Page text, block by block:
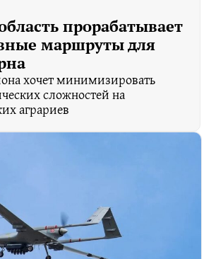
прорабатывает
маршруты для
хочет минимизировать
сложностей на
аграриев